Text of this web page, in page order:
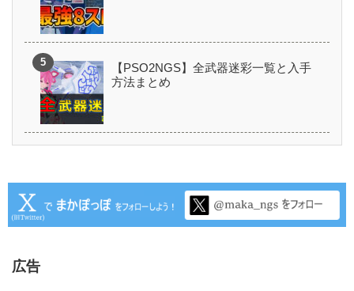
【PSO2NGS】全武器迷彩一覧と入手
方法まとめ
広告